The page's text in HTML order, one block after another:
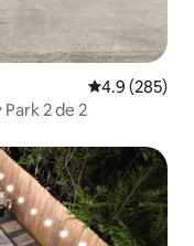
Calificación
4.9 (285)
2 de 2